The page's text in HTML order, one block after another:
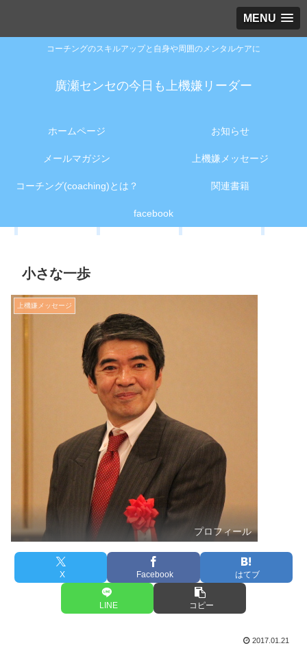
MENU
コーチングのスキルアップと自身や周囲のメンタルケアに
廣瀬センセの今日も上機嫌リーダー
ホームページ お知らせ
メールマガジン 上機嫌メッセージ
コーチング(coaching)とは？ 関連書籍
facebook
小さな一歩
上機嫌メッセージ
プロフィール
X Facebook はてブ
LINE コピー
2017.01.21